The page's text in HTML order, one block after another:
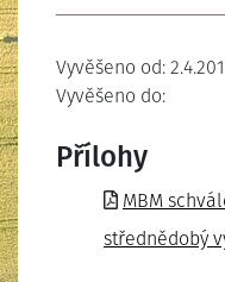
Vyvěšeno od:
Vyvěšeno do:
Přílohy
MBM
střednědobý